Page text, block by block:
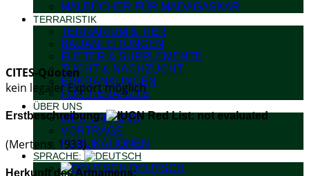
MALBÜCHER FÜR MADAGASKAR
TERRARISTIK
TERRARIUM & TIER
BAUANLEITUNGEN
FUTTER & SUPPLEMENTE
ZUCHT & NACHZUCHT
ERKRANKUNGEN
FÜR TIERÄRZTE
ÜBER UNS
WER WIR SIND
VORTRÄGE
PUBLIKATIONEN
SPRACHE:
DEUTSCH
CITES-Quoten
kein legaler Export möglich
Erstbeschreibung:
(Mertens, 1933)
Herkunft des Artnamens: